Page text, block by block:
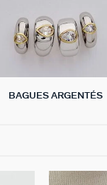
BAGUES ARGENTÉS